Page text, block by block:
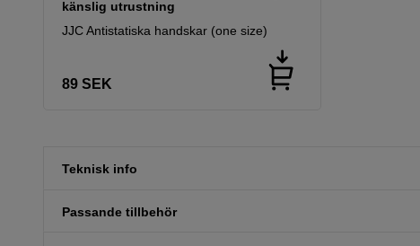
känslig utrustning
JJC Antistatiska handskar (one size)
89 SEK
Teknisk info
Passande tillbehör